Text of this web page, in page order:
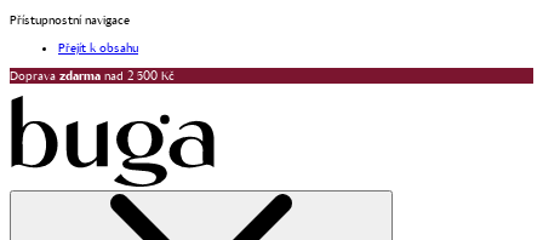
Přístupnostní navigace
Přejít k obsahu
Doprava zdarma nad 2 500 Kč